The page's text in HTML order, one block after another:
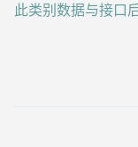
此类别数据与接口